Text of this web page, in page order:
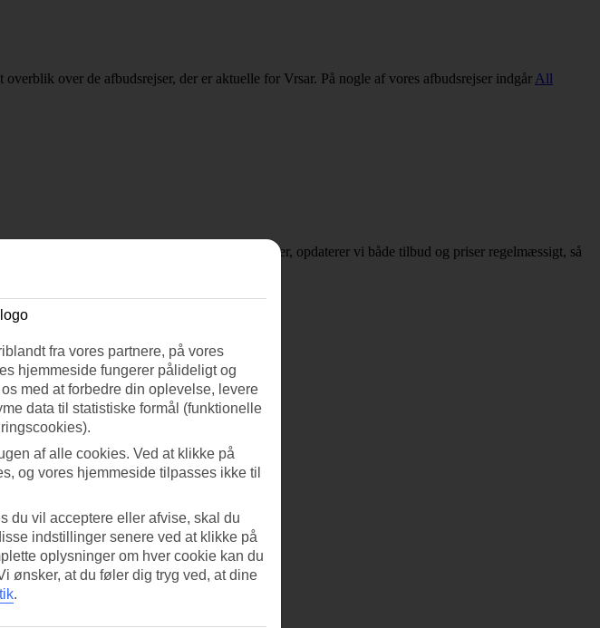
over de afbudsrejser, der er aktuelle for Vrsar. På nogle af vores afbudsrejser indgår All
til dine ønsker. Da det handler om afbudsrejser, opdaterer vi både tilbud og priser regelmæssigt, så
fra vores partnere, på vores
hjemmeside fungerer pålideligt og
med at forbedre din oplevelse, levere
data til statistiske formål (funktionelle
af alle cookies. Ved at klikke på
og vores hjemmeside tilpasses ikke til
du vil acceptere eller afvise, skal du
indstillinger senere ved at klikke på
oplysninger om hver cookie kan du
ønsker, at du føler dig tryg ved, at dine
.